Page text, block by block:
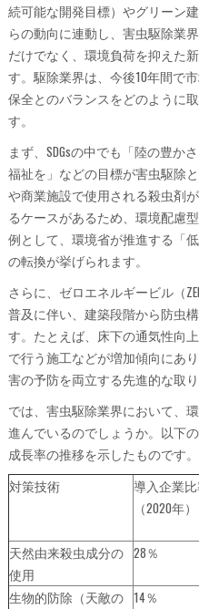
続可能な開発目標）やグリーン
らの動向に連動し、害虫駆除業
だけでなく、環境負荷を抑えた
す。駆除業界は、今後10年間で
保全とのバランスをどのように
す。
まず、SDGsの中でも「陸の豊か
福祉を」などの目標が害虫駆除
や商業施設で使用される殺虫剤
るケースがあるため、環境配慮
例として、環境省が推進する「
の転換が挙げられます。
さらに、ゼロエネルギービル（
普及に伴い、建築段階から防虫
す。たとえば、床下の通気性向
で行う施工などが増加傾向にあ
害の予防を両立する先進的な取り
では、害虫駆除業界において、
進んでいるのでしょうか。以下
成長率の推移を示したものです。
対策技術
導入企業
（2020年）
天然由来殺虫成分の
使用
28％
生物的防除（天敵の 14％